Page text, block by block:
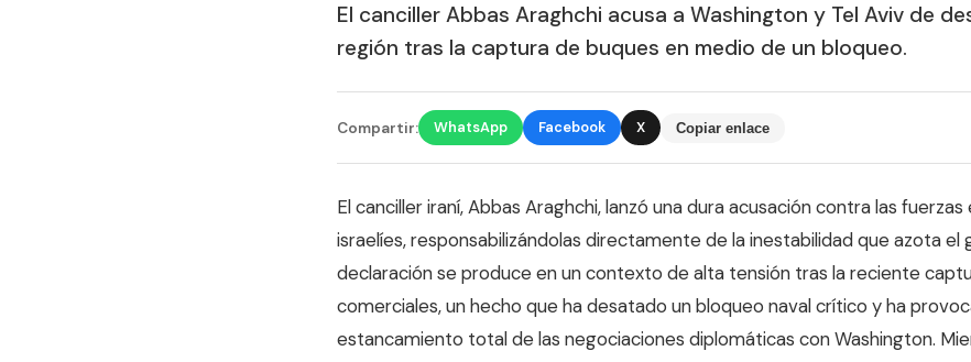
El canciller Abbas Araghchi acusa a Washington y Tel Aviv de
región tras la captura de buques en medio de un bloqueo.
Compartir: WhatsApp Facebook X Copiar enlace
El canciller iraní, Abbas Araghchi, lanzó una dura acusación contra las
israelíes, responsabilizándolas directamente de la inestabilidad que azota el
declaración se produce en un contexto de alta tensión tras la reciente
comerciales, un hecho que ha desatado un bloqueo naval crítico y ha
estancamiento total de las negociaciones diplomáticas con Washington.